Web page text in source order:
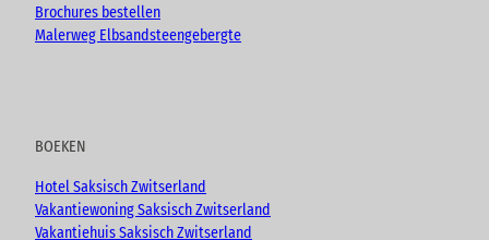
Brochures bestellen
Malerweg Elbsandsteengebergte
BOEKEN
Hotel Saksisch Zwitserland
Vakantiewoning Saksisch Zwitserland
Vakantiehuis Saksisch Zwitserland